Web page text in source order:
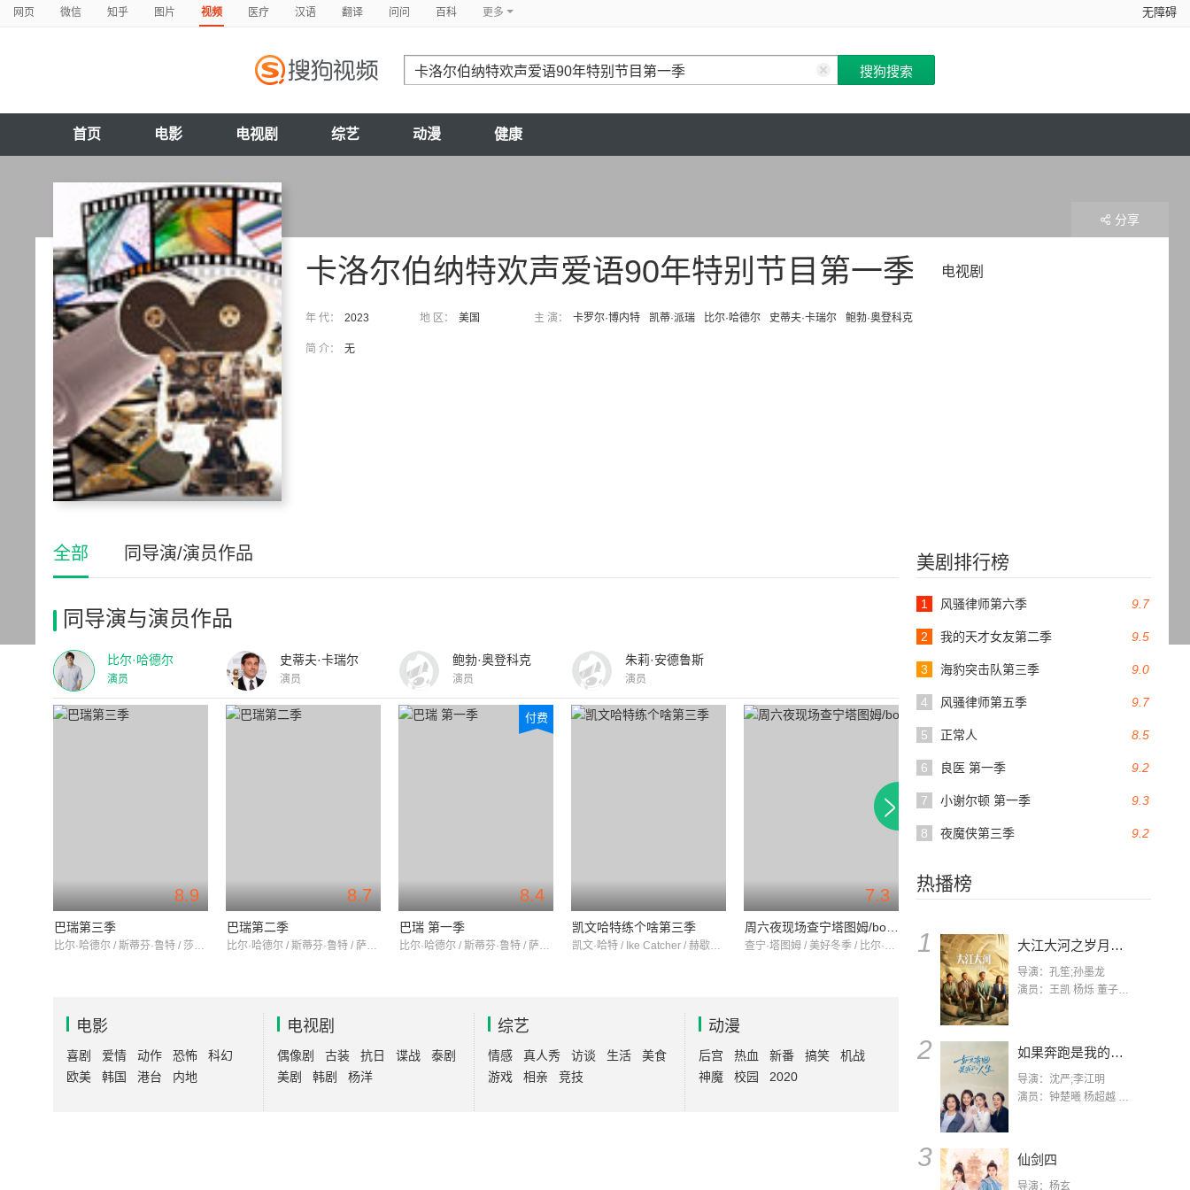
网页 微信 知乎 图片 视频 医疗 汉语 翻译 问问 百科 更多 无障碍
首页 电影 电视剧 综艺 动漫 健康
电视剧
卡洛尔伯纳特欢声爱语90年特别节目第一季
年 代： 2023 地 区： 美国 主 演： 卡罗尔·博内特 凯蒂·派瑞 比尔·哈德尔 史蒂夫·卡瑞尔 鲍勃·奥登科克
简 介： 无
分享
美剧排行榜
9.7
1 风骚律师第六季
9.5
2 我的天才女友第二季
9.0
3 海豹突击队第三季
9.7
4 风骚律师第五季
8.5
5 正常人
9.2
6 良医 第一季
9.3
7 小谢尔顿 第一季
9.2
8 夜魔侠第三季
热播榜
1 大江大河之岁月如歌
导演：孔笙;孙墨龙
演员：王凯 杨烁 董子健 杨采钰 张佳宁 练练 林栋甫 房子斌
2 如果奔跑是我的人生
导演：沈严;李江明
演员：钟楚曦 杨超越 许娣 陈小艺 侯雯元 宋洋 王宥钧 李添诺
3 仙剑四
导演：杨玄
全部 同导演/演员作品
同导演与演员作品
比尔·哈德尔
演员
史蒂夫·卡瑞尔
演员
鲍勃·奥登科克
演员
朱莉·安德鲁斯
演员
8.9
巴瑞第三季
比尔·哈德尔 / 斯蒂芬·鲁特 / 莎拉·伯恩斯
8.7
巴瑞第二季
比尔·哈德尔 / 斯蒂芬·鲁特 / 萨拉·古德伯格
8.4
付费
巴瑞 第一季
比尔·哈德尔 / 斯蒂芬·鲁特 / 萨拉·古德伯格
凯文哈特练个啥第三季
凯文·哈特 / Ike Catcher / 赫歇尔·萨维奇
7.3
查宁·塔图姆 / 美好冬季 / 比尔·哈德尔
9.0
弗莱德·阿米森 / 比尔·哈德尔 / 海伦·米伦
电影
喜剧 爱情 动作 恐怖
科幻
欧美
韩国 港台 内地
电视剧
偶像剧 古装 抗日 谍战
泰剧
美剧
韩剧 杨洋
综艺
情感 真人秀 访谈 生活
美食
游戏
相亲 竞技
动漫
后宫 热血 新番 搞笑
机战
神魔
校园 2020